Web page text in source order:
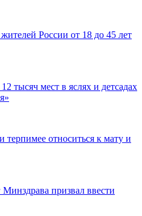
России от 18 до 45 лет
тысяч мест в яслях и детсадах
относиться к мату и
призвал ввести